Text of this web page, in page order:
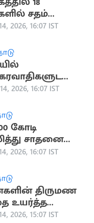
சதம்
கோடை
2026, 16:07 IST
30
2026, 16:07 IST
கோடி
சாதனை
மைக்கேல்
2026, 16:07 IST
திருமண
உயர்த்த
அரசு
2026, 15:07 IST